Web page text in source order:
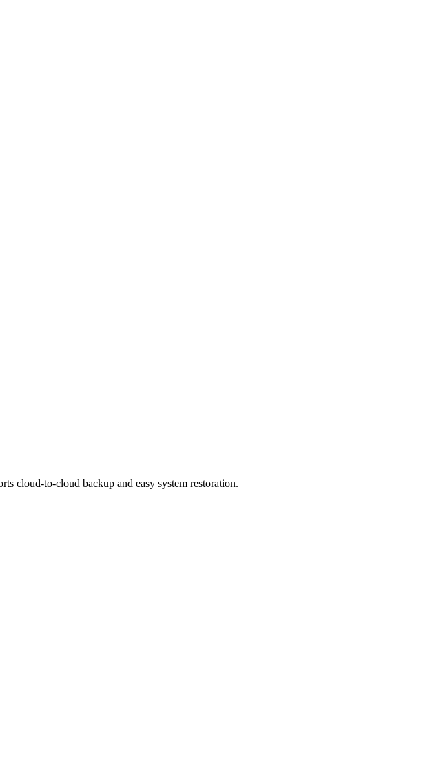
cloud-to-cloud backup and easy system restoration.